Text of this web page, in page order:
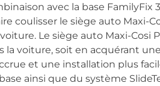
avec la base FamilyFix
coulisser le siège auto Maxi-
Le siège auto Maxi-Cosi
voiture, soit en acquérant
et une installation plus
ainsi que du système